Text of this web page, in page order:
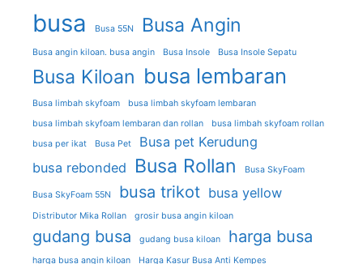
busa Busa 55N Busa Angin
Busa angin kiloan. busa angin Busa Insole Busa Insole Sepatu
Busa Kiloan busa lembaran
Busa limbah skyfoam
busa limbah skyfoam lembaran
busa limbah skyfoam lembaran dan rollan
busa limbah skyfoam rollan
busa per ikat
Busa Pet
Busa pet Kerudung
busa rebonded
Busa Rollan Busa SkyFoam
Busa SkyFoam 55N busa trikot busa yellow
Distributor Mika Rollan grosir busa angin kiloan
gudang busa gudang busa kiloan harga busa
harga busa angin kiloan Harga Kasur Busa Anti Kempes